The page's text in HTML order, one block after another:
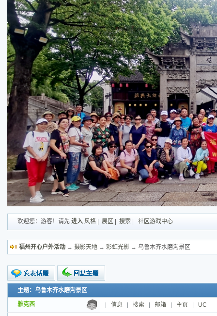
欢迎您：游客！请先 进入 风格 展区 搜索| 社区游戏中心
福州开心户外活动→ 摄影天地→ 彩虹光影→ 乌鲁木齐水磨沟景区
新的主题
投票帖
交易帖
主题：乌鲁木齐水磨沟景区
雅克西 信息 搜索 邮箱 主页 UC